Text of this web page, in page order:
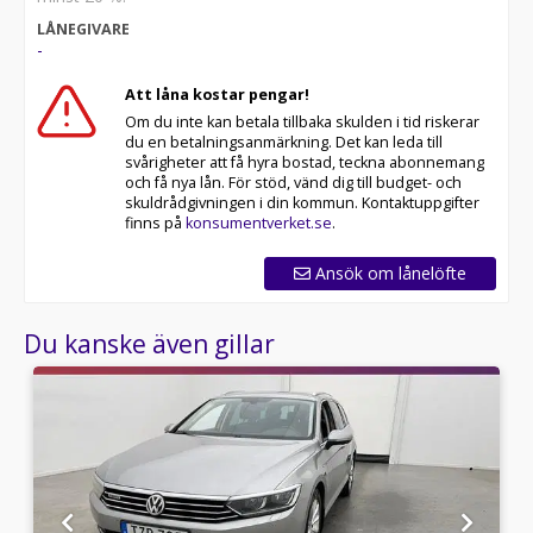
* Våra bilar är testade på över 100 punkter
* Kvalitetssäkrade bilar
RIDDERMARK BIL TRYGGHETSPAKET:
Skydda din bil med vårt trygghetspaket. Välj mellan 12-
60 månaders garanti och komplettera med extra
hjuluppsättningar till bra priser. Gör ditt bilköp tryggt
och enkelt hos oss.
Med korta lagertider försvinner våra bilar snabbt! Ring
erbjuder även skräddarsydd finansiering och 14 dagars
Se hur vi genomför våra tester här:
Besökstider i butik:
Välkomna!
LÅNEGIVARE
-
Att låna kostar pengar!
Om du inte kan betala tillbaka skulden i tid riskerar
du en betalningsanmärkning. Det kan leda till
svårigheter att få hyra bostad, teckna abonnemang
och få nya lån. För stöd, vänd dig till budget- och
skuldrådgivningen i din kommun. Kontaktuppgifter
finns på konsumentverket.se.
Ansök om lånelöfte
Du kanske även gillar